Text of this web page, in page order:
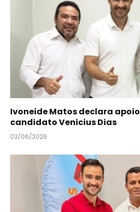
Ivoneide Matos declara
candidato Venicius Dias
03/06/2026